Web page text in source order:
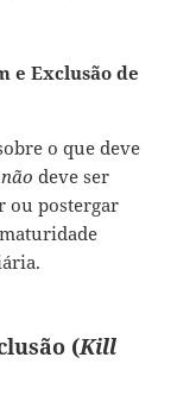
e Exclusão de
o que deve
não deve ser
ou postergar
(Kill